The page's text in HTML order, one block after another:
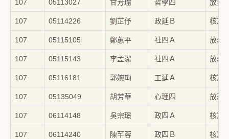
107 05113027 甘芳瑜 哲學四 放棄
107 05114226 劉芷伃 政延Ｂ 核准
107 05115105 鄭蕙平 社四Ａ 放棄
107 05115143 李孟潔 社四Ａ 放棄
107 05116181 郭婉珣 工延Ａ 核准
107 05135049 胡芳華 心理四 放棄
107 06114148 吳宗璟 政四Ａ 核准
107 06114240 陳芊蓉 政四Ｂ 核准